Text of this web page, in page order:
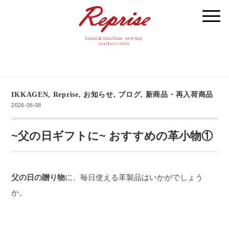
IKKAGEN, Reprise, お知らせ, ブログ, 新商品・再入荷商品
2026-06-08
~父の日ギフトに~ おすすめの革小物①
父の日の贈り物に、毎日使える革製品はいかがでしょう
か。